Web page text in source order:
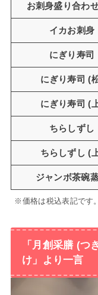
お刺身盛り合わ
イカお刺身
にぎり寿司
にぎり寿司 (
にぎり寿司 (
ちらしずし
ちらしずし (
ジャンボ茶碗
※価格は税込表記です。
「月創采膳 (つ
け」より一言